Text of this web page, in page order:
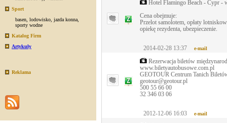
Sport
basen lodowisko jazda konna
sporty wodne
Katalog Firm
Artykuły
Reklama
Hotel Flamingo Beach - Cypr -
Cena obejmuje:
Przelot samolotem, opłaty
opiekę rezydenta, ubezpieczenie.
2014-02-28 13:37 e-mail
Rezerwacja biletów
www.biletyautobusowe.com.pl
GEOTOUR Centrum Tanich
geotour@geotour.pl
500 55 66 00
32 346 03 06
2012-12-06 16:03 e-mail